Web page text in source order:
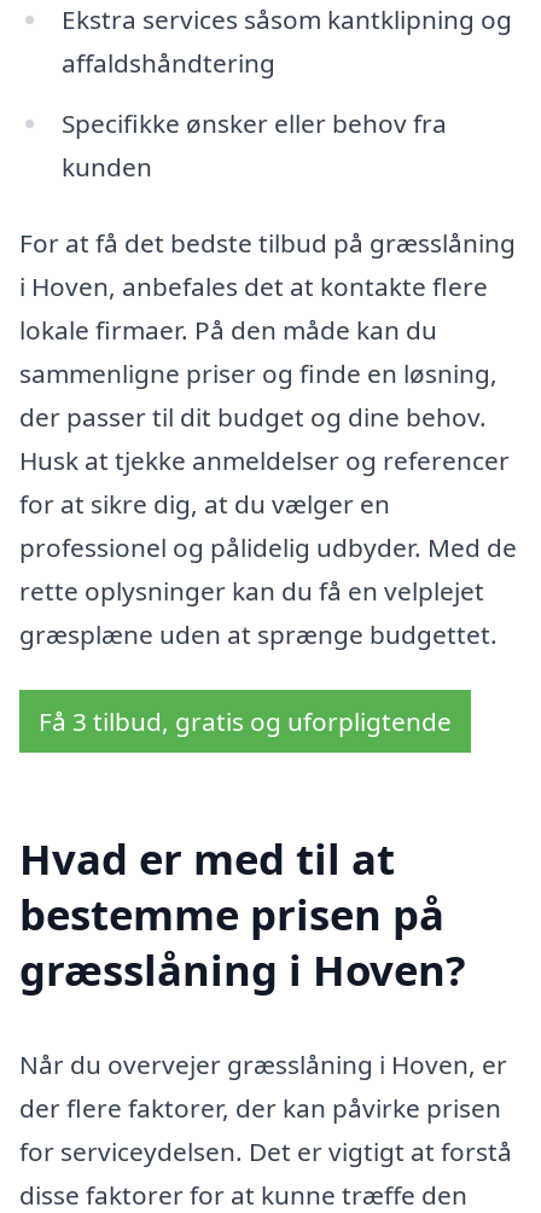
Ekstra services såsom kantklipning og
affaldshåndtering
Specifikke ønsker eller behov fra
kunden
For at få det bedste tilbud på græsslåning
i Hoven, anbefales det at kontakte flere
lokale firmaer. På den måde kan du
sammenligne priser og finde en løsning,
der passer til dit budget og dine behov.
Husk at tjekke anmeldelser og referencer
for at sikre dig, at du vælger en
professionel og pålidelig udbyder. Med de
rette oplysninger kan du få en velplejet
græsplæne uden at sprænge budgettet.
Få 3 tilbud, gratis og uforpligtende
Hvad er med til at
bestemme prisen på
græsslåning i Hoven?
Når du overvejer græsslåning i Hoven, er
der flere faktorer, der kan påvirke prisen
for serviceydelsen. Det er vigtigt at forstå
disse faktorer for at kunne træffe den